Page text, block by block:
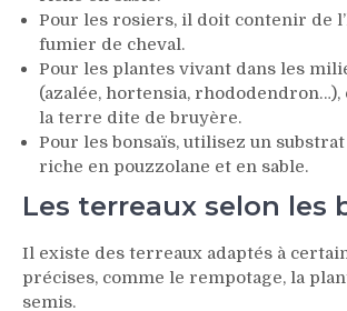
Pour les rosiers, il doit contenir de
fumier de cheval.
Pour les plantes vivant dans les
(azalée, hortensia, rhododendron…),
la terre dite de bruyère.
Pour les bonsaïs, utilisez un
riche en pouzzolane et en sable.
Les terreaux selon les
Il existe des terreaux adaptés à
précises, comme le rempotage, la
semis.